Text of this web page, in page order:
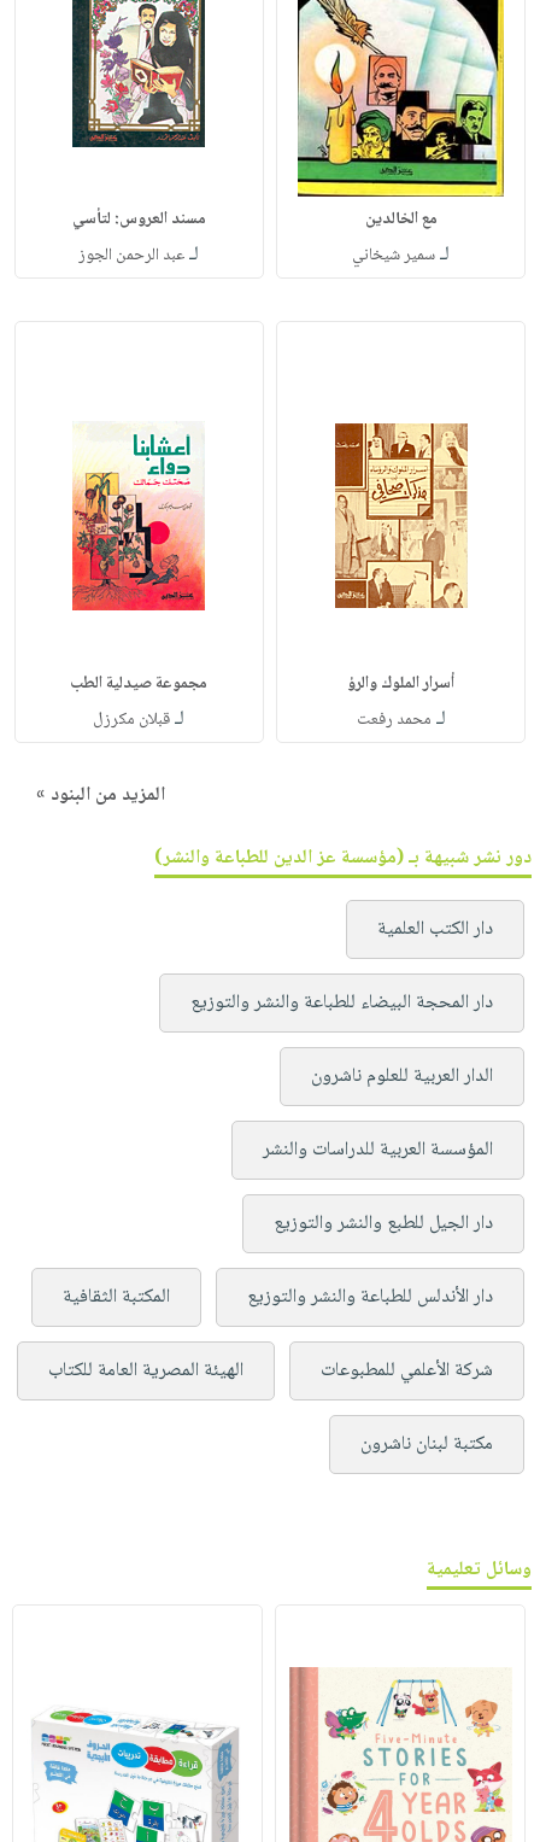
مع الخالدين
لـسمير شيخاني
مسند العروس: لتأسي
لـعبد الرحمن الجوز
أسرار الملوك والرؤ
لـ محمد رفعت
مجموعة صيدلية الطب
لـقبلان مكرزل
المزيد من البنود »
دور نشر شبيهة بـ (مؤسسة عز الدين للطباعة والنشر)
دار الكتب العلمية
دار المحجة البيضاء للطباعة والنشر والتوزيع
الدار العربية للعلوم ناشرون
المؤسسة العربية للدراسات والنشر
دار الجيل للطبع والنشر والتوزيع
دار الأندلس للطباعة والنشر والتوزيع المكتبة الثقافية
شركة الأعلمي للمطبوعات الهيئة المصرية العامة للكتاب
مكتبة لبنان ناشرون
وسائل تعليمية